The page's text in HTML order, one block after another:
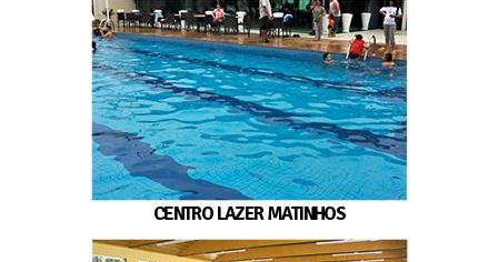
CENTRO LAZER MATINHOS